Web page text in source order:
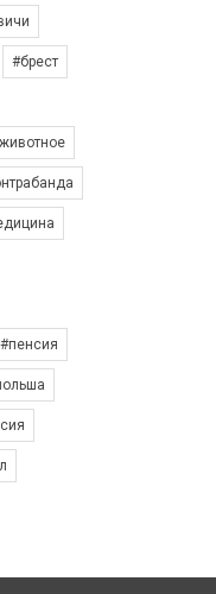
#брест
#пенсия